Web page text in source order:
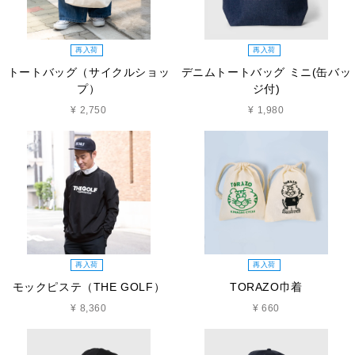
再入荷
トートバッグ（サイクルショッ
プ）
¥ 2,750
再入荷
デニムトートバッグ ミニ(缶バッ
ジ付)
¥ 1,980
再入荷
モックピステ（THE GOLF）
¥ 8,360
再入荷
TORAZO巾着
¥ 660